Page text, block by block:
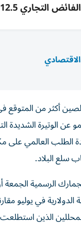
أكثر من المتوقع
عن الوتيرة الشديدة
الطلب العالمي على
سلع البلاد.
الرسمية
الدولارية في يوليو
الذين استطلعت